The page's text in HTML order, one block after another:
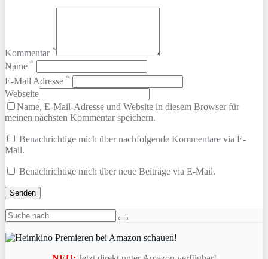
Kommentar *
Name *
E-Mail Adresse *
Webseite
Name, E-Mail-Adresse und Website in diesem Browser für
meinen nächsten Kommentar speichern.
Benachrichtige mich über nachfolgende Kommentare via E-
Mail.
Benachrichtige mich über neue Beiträge via E-Mail.